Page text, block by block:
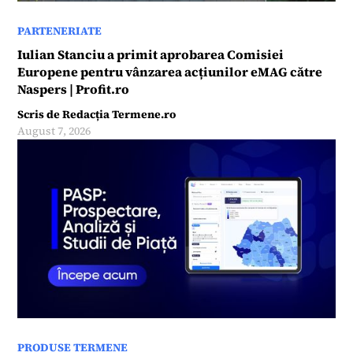
PARTENERIATE
Iulian Stanciu a primit aprobarea Comisiei
Europene pentru vânzarea acțiunilor eMAG către
Naspers | Profit.ro
Scris deRedacția Termene.ro
August 7, 2026
PRODUSE TERMENE